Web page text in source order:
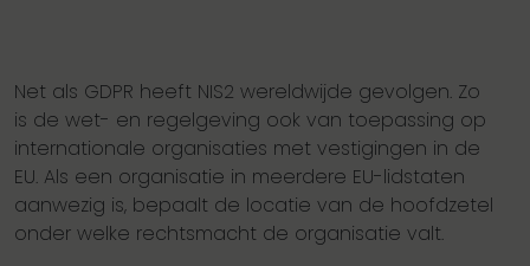
Net als GDPR heeft NIS2 wereldwijde gevolgen. Zo
is de wet- en regelgeving ook van toepassing op
internationale organisaties met vestigingen in de
EU. Als een organisatie in meerdere EU-lidstaten
aanwezig is, bepaalt de locatie van de hoofdzetel
onder welke rechtsmacht de organisatie valt.